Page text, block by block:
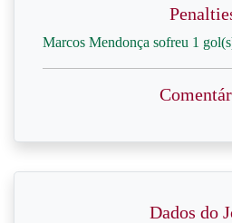
Marcos Mendonça sofreu 1
Dados do